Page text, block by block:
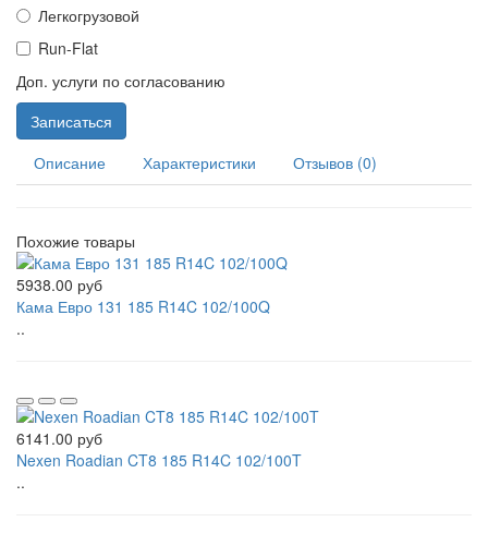
Легкогрузовой
Run-Flat
Доп. услуги по согласованию
Записаться
Описание
Характеристики Отзывов (0)
Похожие товары
5938.00 руб
Кама Евро 131 185 R14C 102/100Q
..
6141.00 руб
Nexen Roadian CT8 185 R14C 102/100T
..